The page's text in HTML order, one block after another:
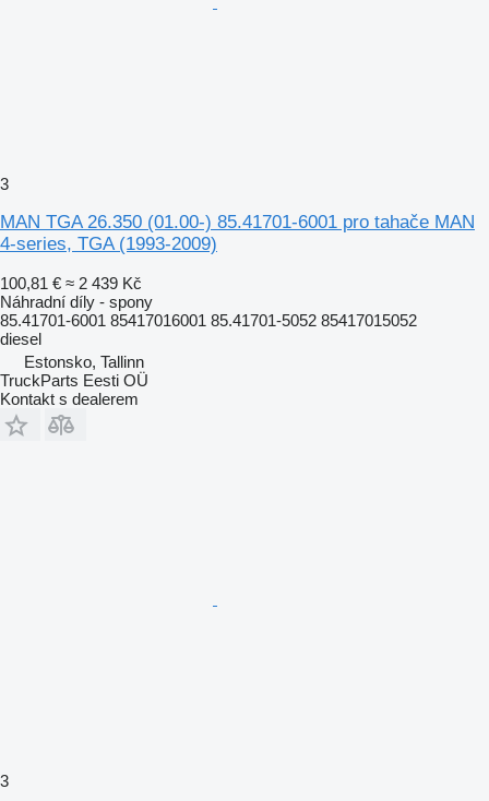
3
MAN TGA 26.350 (01.00-) 85.41701-6001 pro tahače MAN
4-series, TGA (1993-2009)
100,81 € ≈ 2 439 Kč
Náhradní díly - spony
85.41701-6001 85417016001 85.41701-5052 85417015052
diesel
Estonsko, Tallinn
TruckParts Eesti OÜ
Kontakt s dealerem
3